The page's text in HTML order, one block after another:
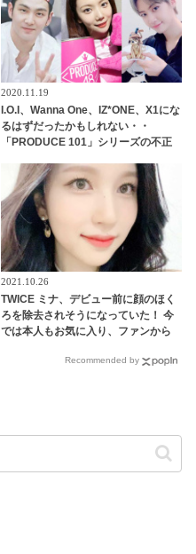
2020.11.19
I.O.I、Wanna One、IZ*ONE、X1にな
るはずだったかもしれない・・
「PRODUCE 101」シリーズの不正
人の氏名が公表
2021.10.26
TWICE ミナ、デビュー前に顔のほく
ろを除去されそうになっていた！ 今
では本人もお気に入り、ファンから
Recommended by